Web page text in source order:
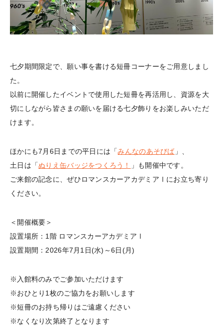
七夕期間限定で、願い事を書ける短冊コーナーをご用意しまし
た。
以前に開催したイベントで使用した短冊を再活用し、資源を大
切にしながら皆さまの願いを届ける七夕飾りをお楽しみいただ
けます。
ほかにも7月6日までの平日には「みんなのあそびば 」、
土日は「ぬりえ缶バッジをつくろう！
」も開催中です。
ご来館の記念に、ぜひロマンスカーアカデミアⅠにお立ち寄り
ください。
＜開催概要＞
設置場所：1階 ロマンスカーアカデミアⅠ
設置期間：2026年7月1日(水)～6日(月)
※入館料のみでご参加いただけます
※おひとり1枚のご協力をお願いします
※短冊のお持ち帰りはご遠慮ください
※なくなり次第終了となります